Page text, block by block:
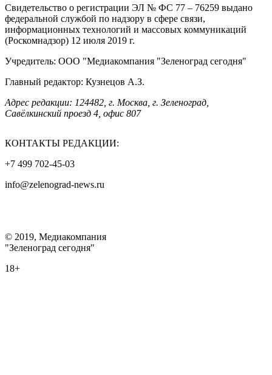
Свидетельство о регистрации ЭЛ № ФС 77 – 76259 выдано
федеральной службой по надзору в сфере связи,
информационных технологий и массовых коммуникаций
(Роскомнадзор) 12 июля 2019 г.
Учредитель: ООО "Медиакомпания "Зеленоград сегодня"
Главный редактор: Кузнецов А.З.
Адрес редакции: 124482, г. Москва, г. Зеленоград,
Савёлкинский проезд 4, офис 807
КОНТАКТЫ РЕДАКЦИИ:
+7 499 702-45-03
info@zelenograd-news.ru
© 2019, Медиакомпания
"Зеленоград сегодня"
18+